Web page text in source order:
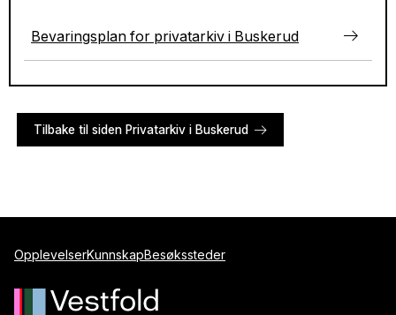
Bevaringsplan for privatarkiv i Buskerud
Tilbake til siden Privatarkiv i Buskerud
OpplevelserKunnskapBesøkssteder